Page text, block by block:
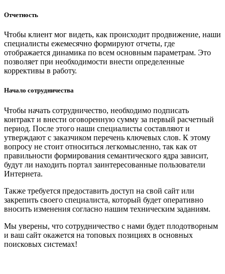
Отчетность
Чтобы клиент мог видеть, как происходит продвижение, наши
специалисты ежемесячно формируют отчеты, где
отображается динамика по всем основным параметрам. Это
позволяет при необходимости внести определенные
коррективы в работу.
Начало сотрудничества
Чтобы начать сотрудничество, необходимо подписать
контракт и внести оговоренную сумму за первый расчетный
период. После этого наши специалисты составляют и
утверждают с заказчиком перечень ключевых слов. К этому
вопросу не стоит относиться легкомысленно, так как от
правильности формирования семантического ядра зависит,
будут ли находить портал заинтересованные пользователи
Интернета.
Также требуется предоставить доступ на свой сайт или
закрепить своего специалиста, который будет оперативно
вносить изменения согласно нашим техническим заданиям.
Мы уверены, что сотрудничество с нами будет плодотворным
и ваш сайт окажется на топовых позициях в основных
поисковых системах!